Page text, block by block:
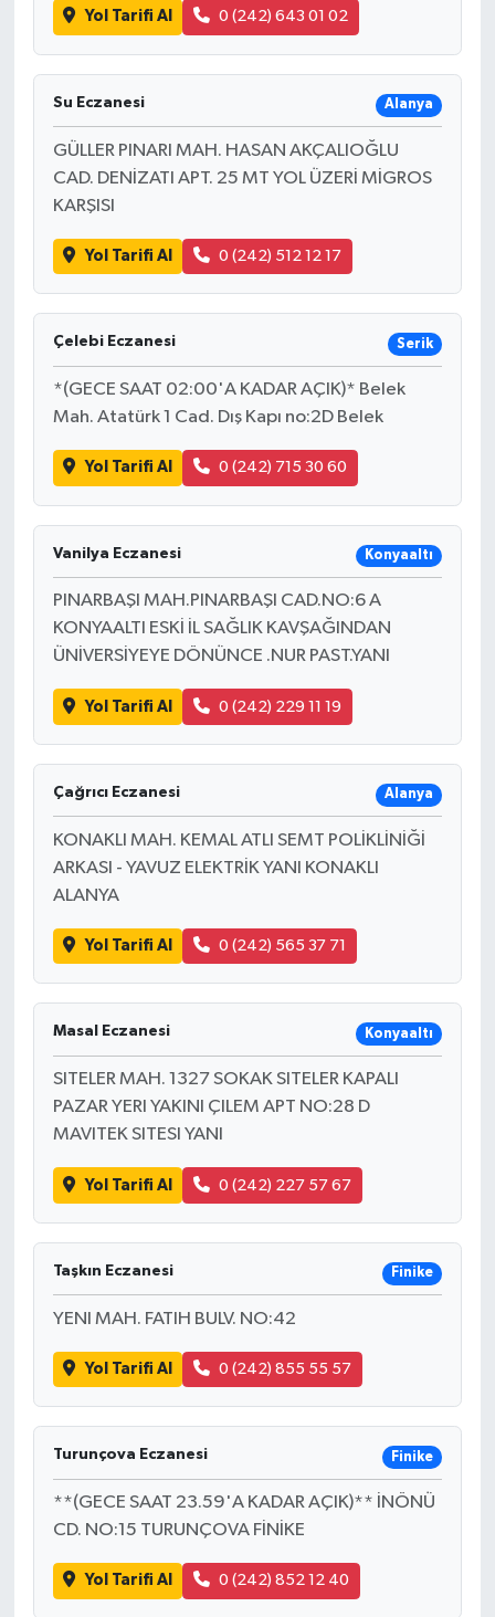
Yol Tarifi Al 0 (242) 643 01 02
Su Eczanesi Alanya
GÜLLER PINARI MAH. HASAN AKÇALIOĞLU
CAD. DENİZATI APT. 25 MT YOL ÜZERİ MİGROS
KARŞISI
Yol Tarifi Al 0 (242) 512 12 17
Çelebi Eczanesi Serik
*(GECE SAAT 02:00'A KADAR AÇIK)* Belek
Mah. Atatürk 1 Cad. Dış Kapı no:2D Belek
Yol Tarifi Al 0 (242) 715 30 60
Vanilya Eczanesi Konyaaltı
PINARBAŞI MAH.PINARBAŞI CAD.NO:6 A
KONYAALTI ESKİ İL SAĞLIK KAVŞAĞINDAN
ÜNİVERSİYEYE DÖNÜNCE .NUR PAST.YANI
Yol Tarifi Al 0 (242) 229 11 19
Çağrıcı Eczanesi Alanya
KONAKLI MAH. KEMAL ATLI SEMT POLİKLİNİĞİ
ARKASI - YAVUZ ELEKTRİK YANI KONAKLI
ALANYA
Yol Tarifi Al 0 (242) 565 37 71
Masal Eczanesi Konyaaltı
SITELER MAH. 1327 SOKAK SITELER KAPALI
PAZAR YERI YAKINI ÇILEM APT NO:28 D
MAVITEK SITESI YANI
Yol Tarifi Al 0 (242) 227 57 67
Taşkın Eczanesi Finike
YENI MAH. FATIH BULV. NO:42
Yol Tarifi Al 0 (242) 855 55 57
Turunçova Eczanesi Finike
**(GECE SAAT 23.59'A KADAR AÇIK)** İNÖNÜ
CD. NO:15 TURUNÇOVA FİNİKE
Yol Tarifi Al 0 (242) 852 12 40